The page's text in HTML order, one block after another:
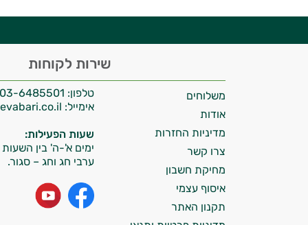
שירות לקוחות
טלפון: 6485501
אימייל:
שעות הפעילות:
ימים א'-ה' בין השעות 09:00-
ערבי חג וחג – סגור.
משלוחים
אודות
מדיניות החזרות
צרו קשר
מחיקת חשבון
איסוף עצמי
תקנון האתר
התשובות שלי מבוססות על מאגרי מידע קליניים
וספרות מקצועית בתחומי הרפואה הטבעית
ותזונת הספורט.
אני כאן כדי לעזור לך להתאים את תוספי
התזונה ומוצרי הבריאות המדויקים למטרות
ולמצב הגופני שלך, ולהסביר לך אילו רכיבים
עובדים יחד כדי למקסם תוצאות גם בחיי היום